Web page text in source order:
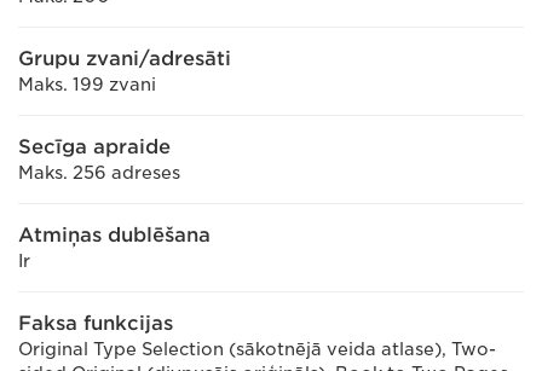
Grupu zvani/adresāti
Maks. 199 zvani
Secīga apraide
Maks. 256 adreses
Atmiņas dublēšana
Ir
Faksa funkcijas
Original Type Selection (sākotnējā veida atlase), Two-